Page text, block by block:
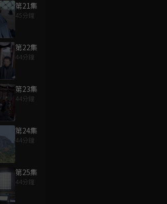
第21集
45分鐘
第22集
44分鐘
第23集
44分鐘
第24集
44分鐘
第25集
44分鐘